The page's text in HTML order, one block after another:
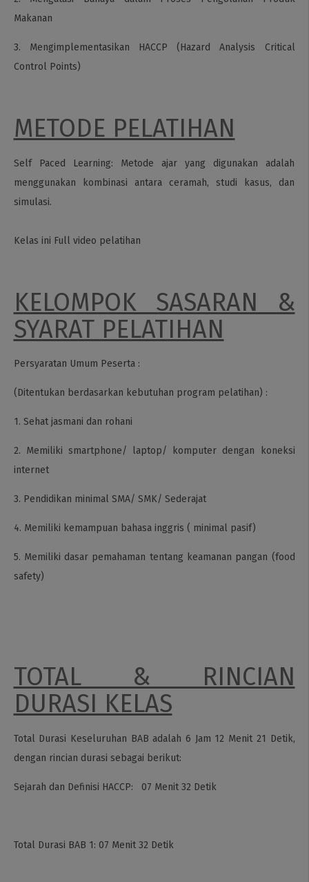
Makanan
3. Mengimplementasikan HACCP (Hazard Analysis Critical
Control Points)
METODE PELATIHAN
Self Paced Learning: Metode ajar yang digunakan adalah
menggunakan kombinasi antara ceramah, studi kasus, dan
simulasi.
Kelas ini Full video pelatihan
KELOMPOK SASARAN &
SYARAT PELATIHAN
Persyaratan Umum Peserta :
(Ditentukan berdasarkan kebutuhan program pelatihan) :
1. Sehat jasmani dan rohani
2. Memiliki smartphone/ laptop/ komputer dengan koneksi
internet
3. Pendidikan minimal SMA/ SMK/ Sederajat
4. Memiliki kemampuan bahasa inggris ( minimal pasif)
5. Memiliki dasar pemahaman tentang keamanan pangan (food
safety)
TOTAL & RINCIAN
DURASI KELAS
Total Durasi Keseluruhan BAB adalah 6 Jam 12 Menit 21 Detik,
dengan rincian durasi sebagai berikut:
Sejarah dan Definisi HACCP: 07 Menit 32 Detik
Total Durasi BAB 1: 07 Menit 32 Detik